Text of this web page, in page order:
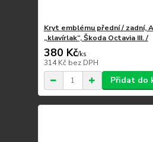
Kryt emblému přední / zadní,
„klavírlak“, Škoda Octavia III. /
380 Kč/ks
314 Kč bez DPH
Přidat do